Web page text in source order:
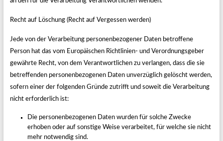
Recht auf Löschung (Recht auf Vergessen werden)
Jede von der Verarbeitung personenbezogener Daten betroffene
Person hat das vom Europäischen Richtlinien- und Verordnungsgeber
gewährte Recht, von dem Verantwortlichen zu verlangen, dass die sie
betreffenden personenbezogenen Daten unverzüglich gelöscht werden,
sofern einer der folgenden Gründe zutrifft und soweit die Verarbeitung
nicht erforderlich ist:
Die personenbezogenen Daten wurden für solche Zwecke
erhoben oder auf sonstige Weise verarbeitet, für welche sie nicht
mehr notwendig sind.